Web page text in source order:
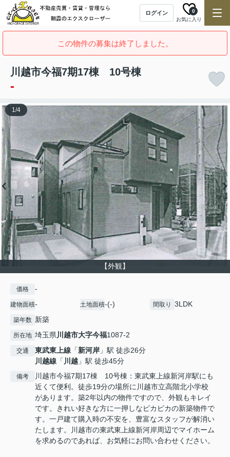
ログイン
お気に入り
0
この物件の募集は終了しました。
川越市今福7期17棟 10号棟
-
【外観】
1/4
価格 -
建物面積- 土地面積-(-) 間取り 3LDK
築年数 新築
所在地 埼玉県川越市大字今福1087-2
交通 東武東上線 「新河岸 」駅 徒歩26分
川越線 「 川越 」駅 徒歩45分
備考
川越市今福7期17棟 10号棟：東武東上線新河岸駅にも
近くて便利。徒歩19分の場所に川越市立高階北小学校
があります。築2年以内の物件ですので、外観もキレイ
です。きれい好きな方に一押しなピカピカの新築物件で
す。一戸建て購入時の不安を、豊富なスタッフが解消い
たします。川越市の東武東上線新河岸周辺でマイホーム
を求めるのであれば、お気軽にお問い合わせください。